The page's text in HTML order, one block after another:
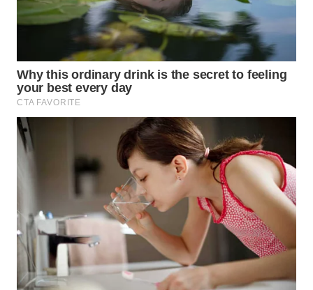
TAPANULI
UTARA
WN
SAMOSIR
PADANG
LAWAS
SUMEDANG
WN
CIANJUR
WN